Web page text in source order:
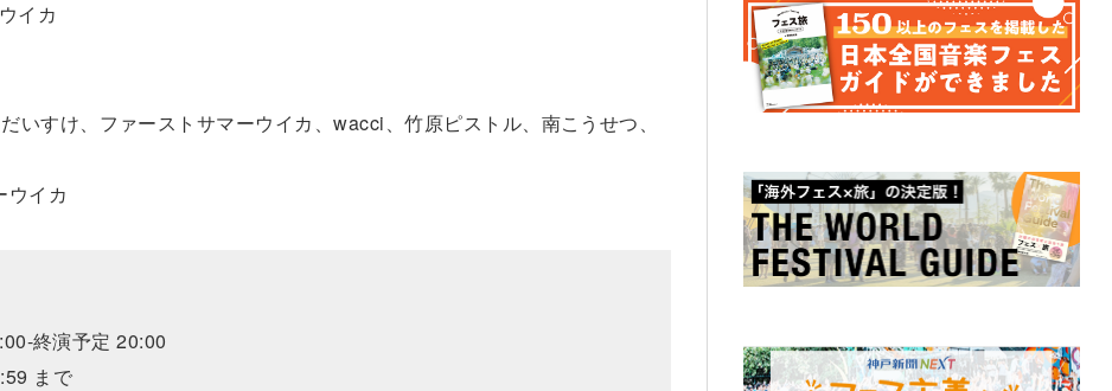
イカ
いすけ、ファーストサマーウイカ、wacci、竹原ピストル、南こうせつ、
ウイカ
終演予定 20:00
まで